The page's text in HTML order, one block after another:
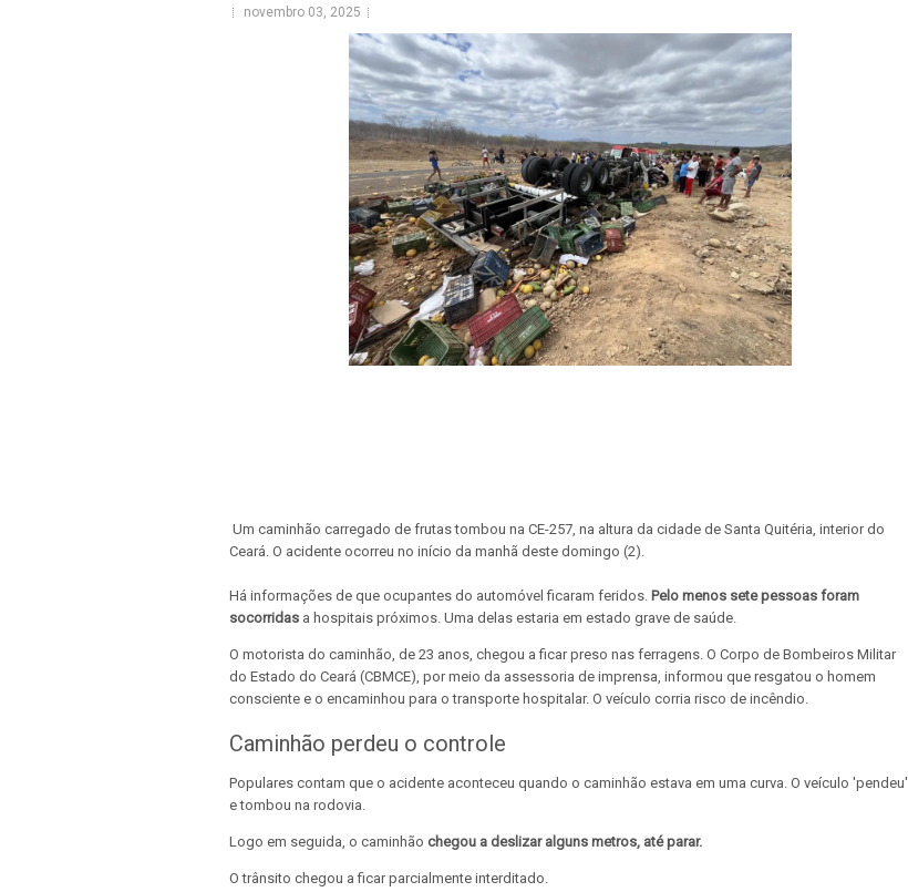
novembro 03, 2025
Um caminhão carregado de frutas tombou na CE-257, na altura da cidade de Santa Quitéria, interior do
Ceará. O acidente ocorreu no início da manhã deste domingo (2).
Há informações de que ocupantes do automóvel ficaram feridos. Pelo menos sete pessoas foram
socorridas a hospitais próximos. Uma delas estaria em estado grave de saúde.
O motorista do caminhão, de 23 anos, chegou a ficar preso nas ferragens. O Corpo de Bombeiros Militar
do Estado do Ceará (CBMCE), por meio da assessoria de imprensa, informou que resgatou o homem
consciente e o encaminhou para o transporte hospitalar. O veículo corria risco de incêndio.
Caminhão perdeu o controle
Populares contam que o acidente aconteceu quando o caminhão estava em uma curva. O veículo 'pendeu'
e tombou na rodovia.
Logo em seguida, o caminhão chegou a deslizar alguns metros, até parar.
O trânsito chegou a ficar parcialmente interditado.